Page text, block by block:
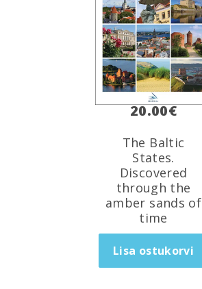
20.00€
The Baltic
States.
Discovered
through the
amber sands of
time
Lisa ostukorvi